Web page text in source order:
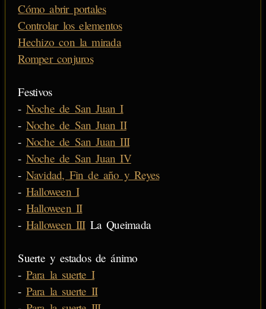
Cómo abrir portales
Controlar los elementos
Hechizo con la mirada
Romper conjuros
Festivos
- Noche de San Juan I
- Noche de San Juan II
- Noche de San Juan III
- Noche de San Juan IV
- Navidad, Fin de año y Reyes
- Halloween I
- Halloween II
- Halloween IIILa Queimada
Suerte y estados de ánimo
- Para la suerte I
- Para la suerte II